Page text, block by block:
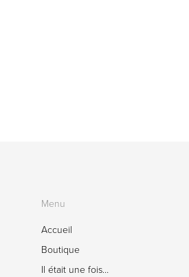
Menu
Accueil
Boutique
Il était une fois…